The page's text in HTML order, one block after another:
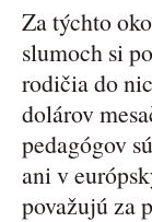
Za týchto
slumoch si
rodičia do
dolárov
pedagógov
ani v
považujú za